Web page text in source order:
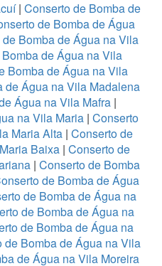
| Conserto de Bomba de
de Bomba de Água
Bomba de Água na Vila
de Água na Vila
Bomba de Água na Vila
de Água na Vila Madalena
Água na Vila Mafra |
na Vila Maria| Conserto
Maria Alta | Conserto de
Baixa| Conserto de
| Conserto de Bomba
de Bomba de Água
de Bomba de Água na
de Bomba de Água na
de Bomba de Água na
de Bomba de Água na Vila
de Água na Vila Moreira